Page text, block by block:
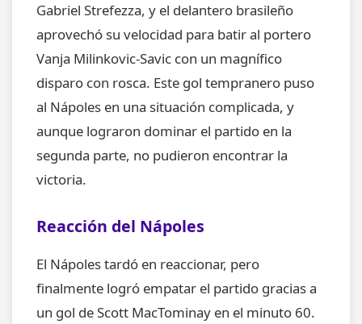
Gabriel Strefezza, y el delantero brasileño
aprovechó su velocidad para batir al portero
Vanja Milinkovic-Savic con un magnífico
disparo con rosca. Este gol tempranero puso
al Nápoles en una situación complicada, y
aunque lograron dominar el partido en la
segunda parte, no pudieron encontrar la
victoria.
Reacción del Nápoles
El Nápoles tardó en reaccionar, pero
finalmente logró empatar el partido gracias a
un gol de Scott MacTominay en el minuto 60.